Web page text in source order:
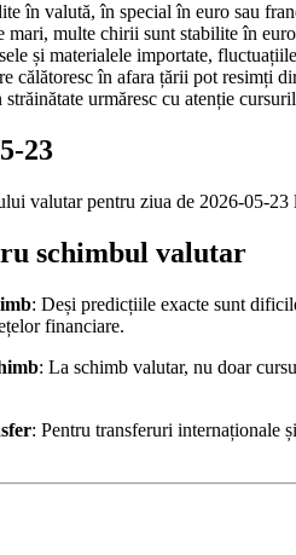
în valută, în special în euro sau
mari, multe chirii sunt stabilite în
și materialele importate,
călătoresc în afara țării pot resimți
urmăresc cu atenție
23
valutar pentru ziua de 2026-05-23
schimbul valutar
: Deși predicțiile exacte sunt
financiare.
: La schimb valutar, nu doar
: Pentru transferuri internaționale